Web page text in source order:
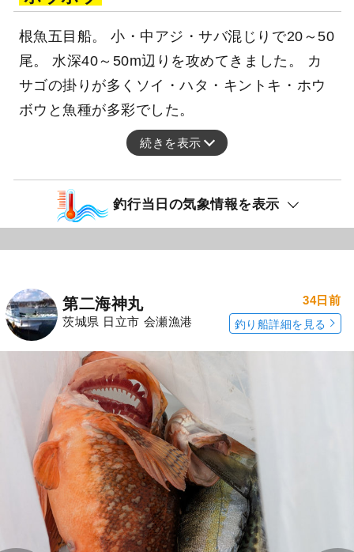
根魚五目船。 小・中アジ・サバ混じりで20～50
尾。 水深40～50m辺りを攻めてきました。 カ
サゴの掛りが多くソイ・ハタ・キントキ・ホウ
ボウと魚種が多彩でした。
続きを表示
釣行当日の気象情報を表示
第二海神丸
茨城県 日立市 会瀬漁港
34日前
釣り船詳細を見る